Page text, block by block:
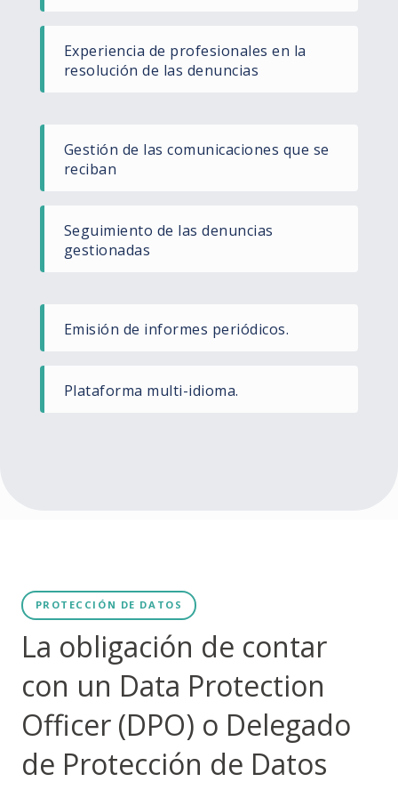
Experiencia de profesionales en la
resolución de las denuncias
Gestión de las comunicaciones que se
reciban
Seguimiento de las denuncias
gestionadas
Emisión de informes periódicos.
Plataforma multi-idioma.
PROTECCIÓN DE DATOS
La obligación de contar
con un Data Protection
Officer (DPO) o Delegado
de Protección de Datos